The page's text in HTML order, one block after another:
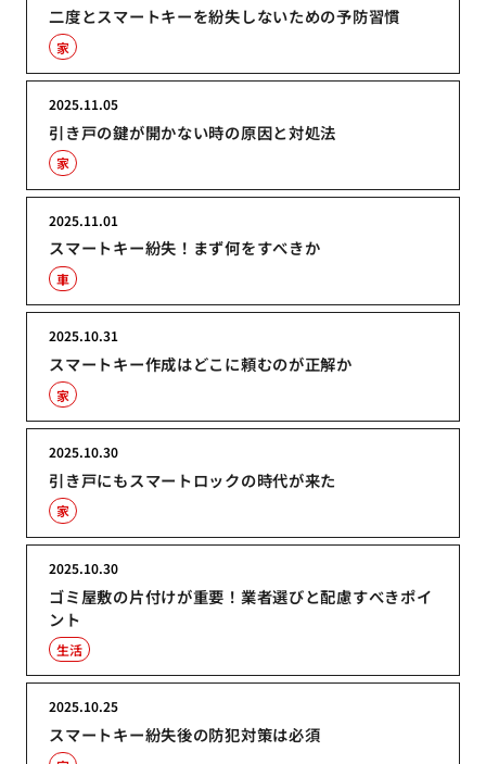
二度とスマートキーを紛失しないための予防習慣
家
引き戸の鍵が開かない時の原因と対処法
2025.11.05
家
スマートキー紛失！まず何をすべきか
2025.11.01
車
スマートキー作成はどこに頼むのが正解か
2025.10.31
家
引き戸にもスマートロックの時代が来た
2025.10.30
家
ゴミ屋敷の片付けが重要！業者選びと配慮すべきポイ
ント
2025.10.30
生活
スマートキー紛失後の防犯対策は必須
2025.10.25